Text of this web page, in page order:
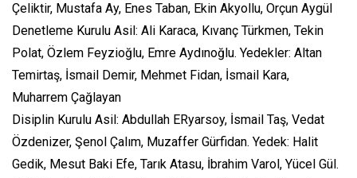
Çeliktir, Mustafa Ay, Enes Taban, Ekin Akyollu, Orçun Aygül
Denetleme Kurulu Asil: Ali Karaca, Kıvanç Türkmen, Tekin
Polat, Özlem Feyzioğlu, Emre Aydınoğlu. Yedekler: Altan
Temirtaş, İsmail Demir, Mehmet Fidan, İsmail Kara,
Muharrem Çağlayan
Disiplin Kurulu Asil: Abdullah ERyarsoy, İsmail Taş, Vedat
Özdenizer, Şenol Çalım, Muzaffer Gürfidan. Yedek: Halit
Gedik, Mesut Baki Efe, Tarık Atasu, İbrahim Varol, Yücel Gül.